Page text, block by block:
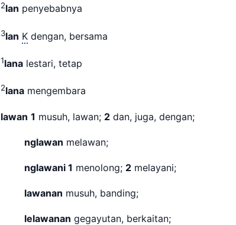
2lan penyebabnya
3lan K dengan, bersama
1lana lestari, tetap
2lana mengembara
lawan 1 musuh, lawan; 2 dan, juga, dengan;
nglawan melawan;
nglawani 1 menolong; 2 melayani;
lawanan musuh, banding;
lelawanan gegayutan, berkaitan;